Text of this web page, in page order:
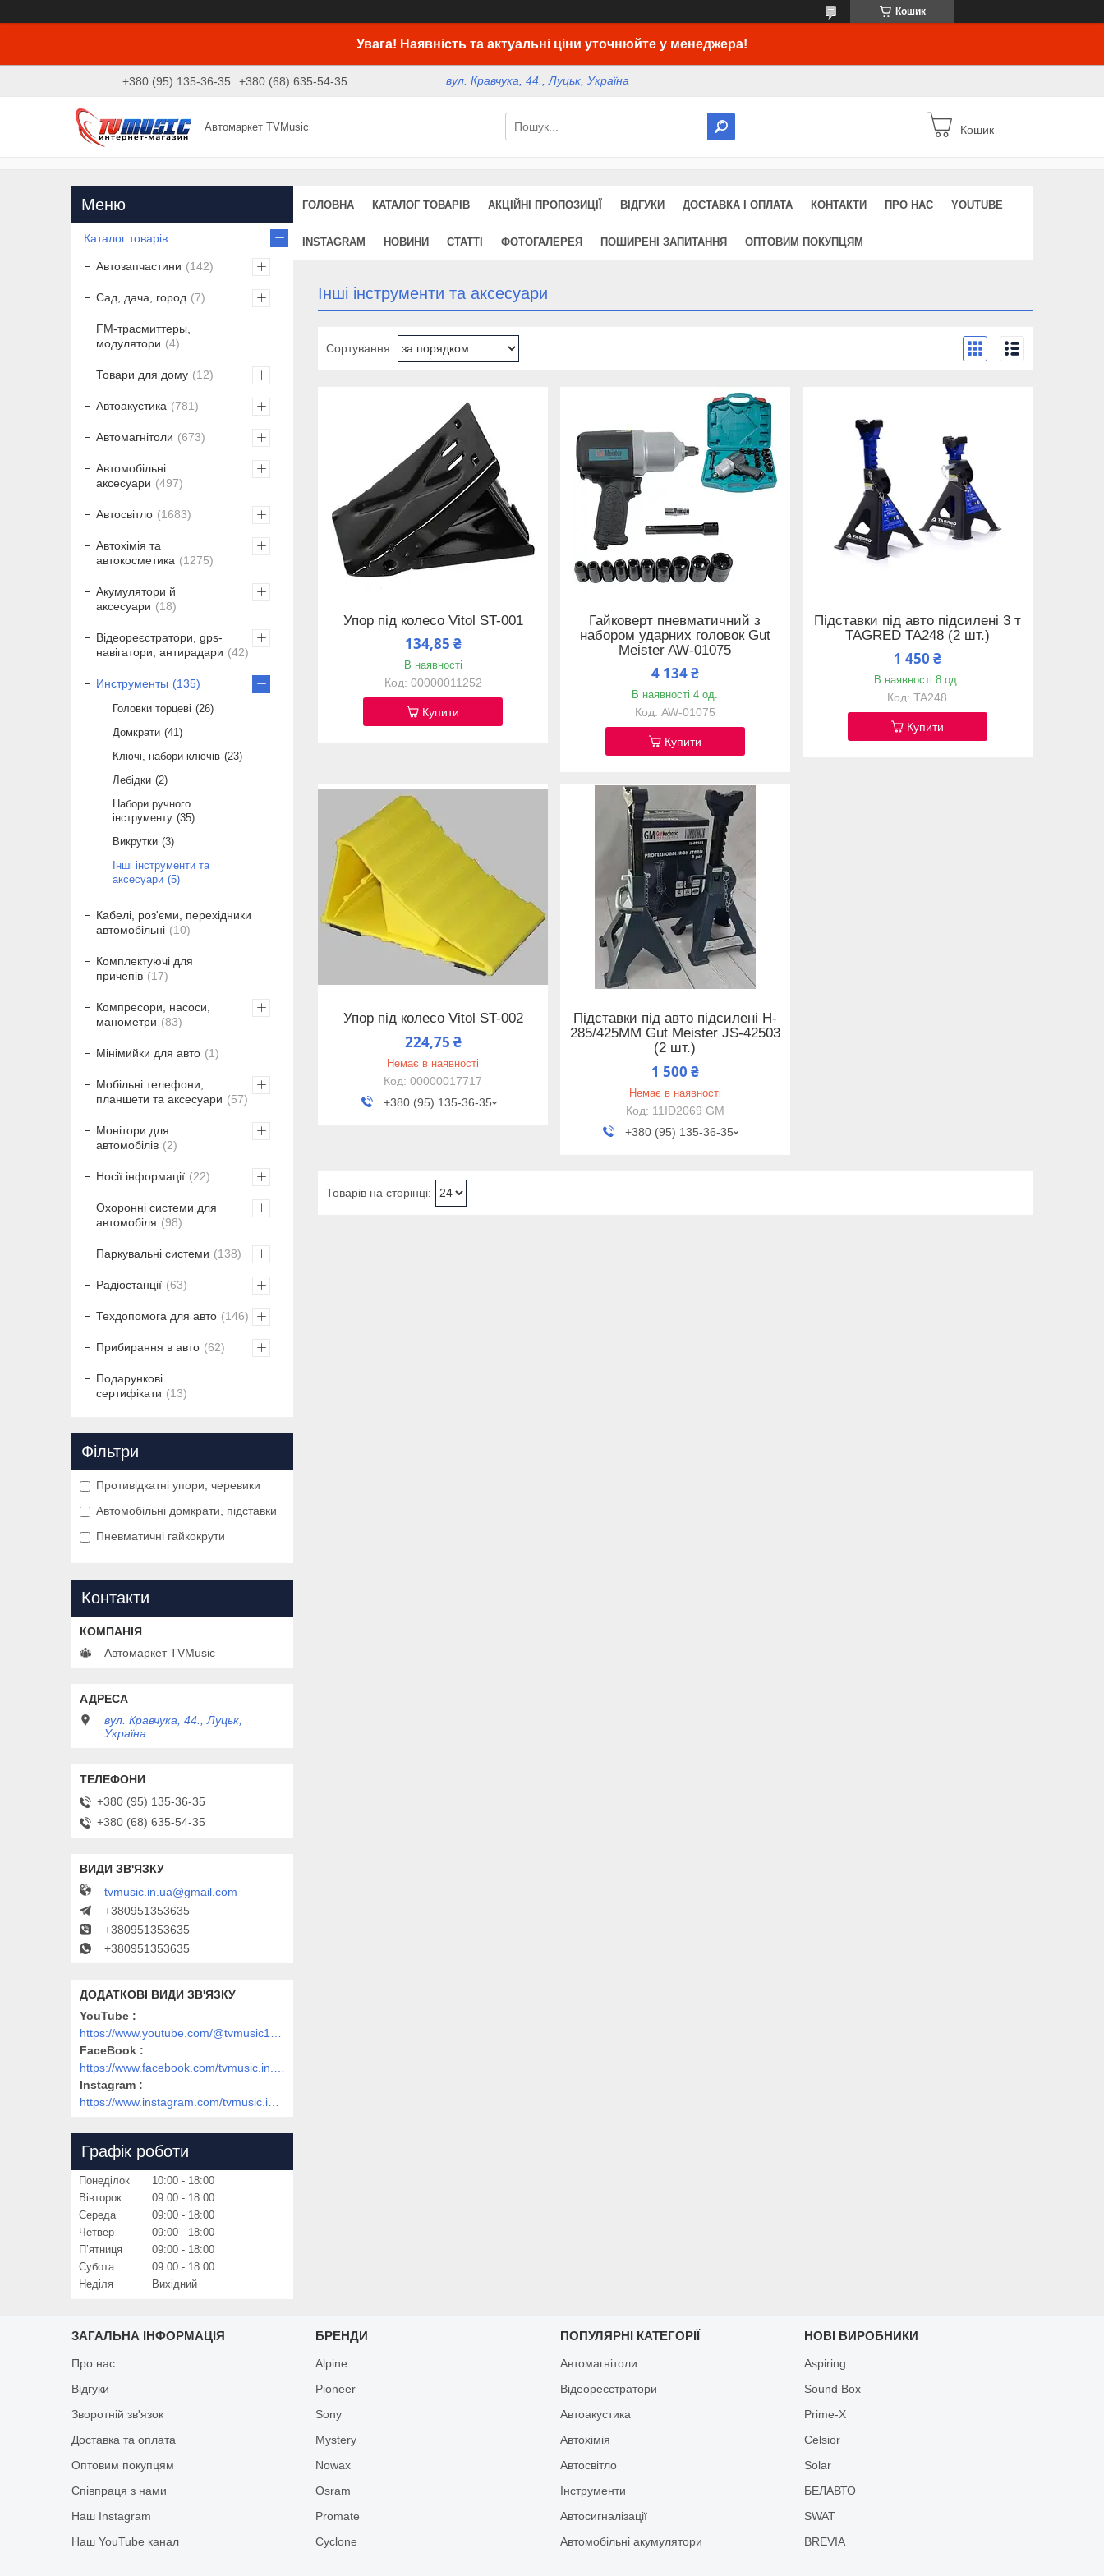
Кошик
Увага! Наявність та актуальні ціни уточнюйте у менеджера!
+380 (95) 135-36-35 +380 (68) 635-54-35 вул. Кравчука, 44., Луцьк, Україна
Автомаркет TVMusic Кошик
ГОЛОВНА КАТАЛОГ ТОВАРІВ АКЦІЙНІ ПРОПОЗИЦІЇ ВІДГУКИ ДОСТАВКА І ОПЛАТА КОНТАКТИ ПРО НАС YOUTUBE
INSTAGRAM НОВИНИ СТАТТІ ФОТОГАЛЕРЕЯ ПОШИРЕНІ ЗАПИТАННЯ ОПТОВИМ ПОКУПЦЯМ
Інші інструменти та аксесуари
Упор під колесо Vitol ST-001
134,85 ₴
В наявності
00000011252
Купити
Гайковерт пневматичний з
набором ударних головок Gut
Meister AW-01075
4 134 ₴
В наявності 4 од.
AW-01075
Купити
Підставки під авто підсилені 3 т
TAGRED TA248 (2 шт.)
1 450 ₴
В наявності 8 од.
TA248
Купити
Упор під колесо Vitol ST-002
224,75 ₴
Немає в наявності
00000017717
+380 (95) 135-36-35
Підставки під авто підсилені H-
285/425MM Gut Meister JS-42503
(2 шт.)
1 500 ₴
Немає в наявності
11ID2069 GM
+380 (95) 135-36-35
Каталог товарів
Автозапчастини 142
Сад, дача, город 7
FM-трасмиттеры,
модулятори
4
Товари для дому 12
Автоакустика 781
Автомагнітоли 673
Автомобільні
аксесуари
497
Автосвітло 1683
Автохімія та
автокосметика
1275
Акумулятори й
аксесуари
18
Відеореєстратори, gps-
навігатори, антирадари
42
Инструменты 135
Головки торцеві
26
Домкрати 41
Ключі, набори ключів 23
Лебідки 2
Набори ручного
інструменту 35
Викрутки 3
Інші інструменти та
аксесуари 5
Кабелі, роз'єми, перехідники
автомобільні
10
Комплектуючі для
причепів
17
Компресори, насоси,
манометри
83
Мінімийки для авто 1
Мобільні телефони,
планшети та аксесуари
57
Монітори для
автомобілів
2
Носії інформації 22
Охоронні системи для
автомобіля
98
Паркувальні системи 138
Радіостанції 63
Техдопомога для авто 146
Прибирання в авто 62
Подарункові
сертифікати
13
Фільтри
Противідкатні упори, черевики
Автомобільні домкрати, підставки
Пневматичні гайкокрути
Контакти
Автомаркет TVMusic
вул. Кравчука, 44., Луцьк,
Україна
+380 (95) 135-36-35
+380 (68) 635-54-35
tvmusic.in.ua@gmail.com
+380951353635
+380951353635
+380951353635
YouTube
FaceBook
Instagram
Графік роботи
Понеділок 10:00
18:00
Вівторок
09:00
18:00
Середа
09:00
18:00
Четвер
09:00
18:00
Пʼятниця
09:00
18:00
Субота
09:00
18:00
Неділя
Вихідний
ЗАГАЛЬНА ІНФОРМАЦІЯ
Про нас
Відгуки
Зворотній зв'язок
Доставка та оплата
Оптовим покупцям
Співпраця з нами
Наш Instagram
Наш YouTube канал
БРЕНДИ
Alpine
Pioneer
Sony
Mystery
Nowax
Osram
Promate
Cyclone
ПОПУЛЯРНІ КАТЕГОРІЇ
Автомагнітоли
Відеореєстратори
Автоакустика
Автохімія
Автосвітло
Інструменти
Автосигналізації
Автомобільні акумулятори
НОВІ ВИРОБНИКИ
Aspiring
Sound Box
Prime-X
Celsior
Solar
БЕЛАВТО
SWAT
BREVIA